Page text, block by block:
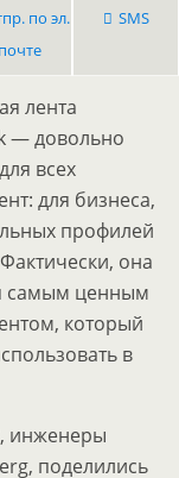
по эл.
почте
SMS
лента
— довольно
всех
для бизнеса,
профилей
она
самым ценным
который
в
инженеры
поделились